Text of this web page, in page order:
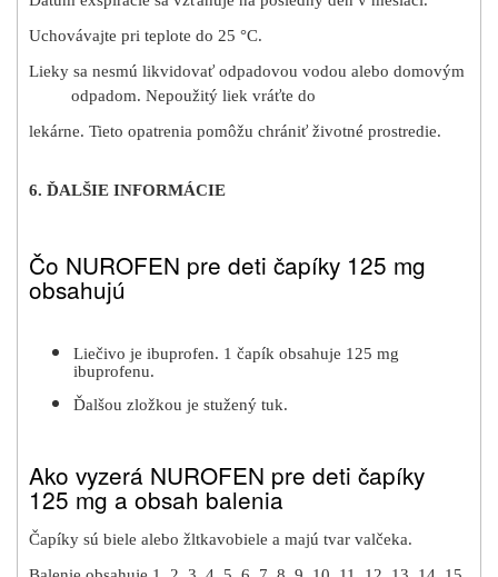
Uchovávajte pri teplote do 25 °C.
Lieky sa nesmú likvidovať odpadovou vodou alebo domovým
odpadom. Nepoužitý liek vráťte do
lekárne. Tieto opatrenia pomôžu chrániť životné prostredie.
6. ĎALŠIE INFORMÁCIE
Čo NUROFEN pre deti čapíky 125 mg
obsahujú
Liečivo je ibuprofen. 1 čapík obsahuje 125 mg
ibuprofenu.
Ďalšou zložkou je stužený tuk.
Ako vyzerá NUROFEN pre deti čapíky
125 mg a obsah balenia
Čapíky sú biele alebo žltkavobiele a majú tvar valčeka.